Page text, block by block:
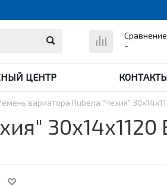
Сравнение
-
ЦЕНТР
вариатора Rubena "Чехия"
30х14х1120